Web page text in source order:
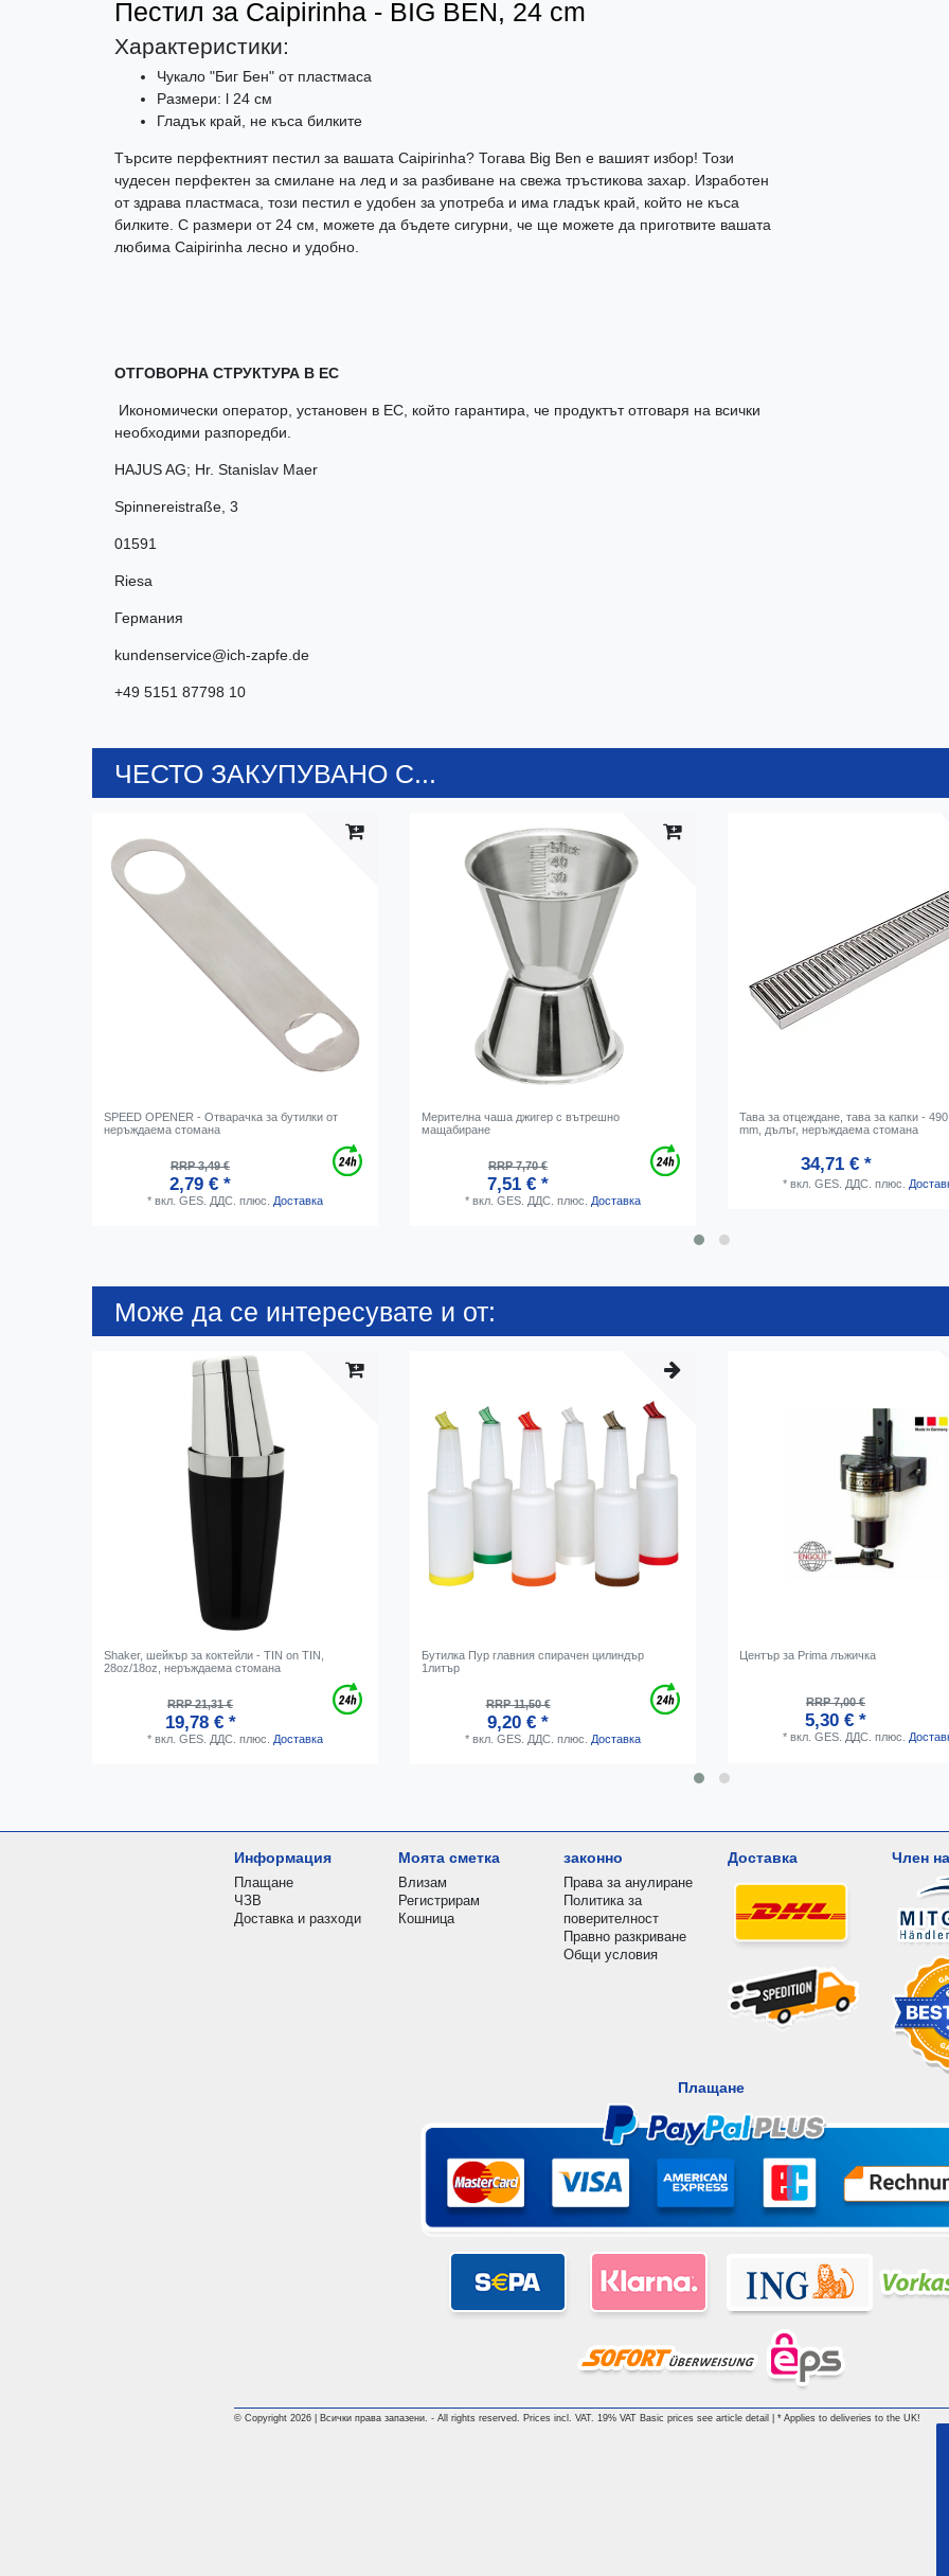
Пестил за Caipirinha - BIG BEN, 24 cm
Характеристики:
Чукало "Биг Бен" от пластмаса
Размери: l 24 см
Гладък край, не къса билките
Търсите перфектният пестил за вашата Caipirinha? Тогава Big Ben е вашият избор! Този
чудесен перфектен за смилане на лед и за разбиване на свежа тръстикова захар. Изработен
от здрава пластмаса, този пестил е удобен за употреба и има гладък край, който не къса
билките. С размери от 24 см, можете да бъдете сигурни, че ще можете да приготвите вашата
любима Caipirinha лесно и удобно.
ОТГОВОРНА СТРУКТУРА В ЕС
Икономически оператор, установен в ЕС, който гарантира, че продуктът отговаря на всички
необходими разпоредби.
HAJUS AG; Hr. Stanislav Maer
Spinnereistraße 3
01591
Riesa
Германия
kundenservice@ich-zapfe.de
+49 5151 87798 10
ЧЕСТО ЗАКУПУВАНО С...
SPEED OPENER - Отварачка за бутилки от
неръждаема стомана
RRP 3,49 €
2,79 € *
* вкл. GES. ДДС. плюс. Доставка
Мерителна чаша джигер с вътрешно
мащабиране
RRP 7,70 €
7,51 € *
* вкл. GES. ДДС. плюс. Доставка
Тава за отцеждане, тава за капки -
mm, дълъг, неръждаема стомана
34,71 € *
* вкл. GES. ДДС. плюс.
Може да се интересувате и от:
Shaker, шейкър за коктейли - TIN on TIN,
28oz/18oz, неръждаема стомана
RRP 21,31 €
19,78 € *
* вкл. GES. ДДС. плюс. Доставка
Бутилка Пур главния спирачен цилиндър
1литър
RRP 11,50 €
9,20 € *
* вкл. GES. ДДС. плюс. Доставка
Център за Prima лъжичка
RRP 7,00 €
5,30 € *
* вкл. GES. ДДС. плюс.
Информация
Плащане
ЧЗВ
Доставка и разходи
Моята сметка
Влизам
Регистрирам
Кошница
законно
Права за анулиране
Политика за
поверителност
Правно разкриване
Общи условия
Доставка Член
Плащане
© Copyright 2026 | Всички права запазени. - All rights reserved. Prices incl. VAT. 19% VAT Basic prices see article detail | * Applies to deliveries to the UK!